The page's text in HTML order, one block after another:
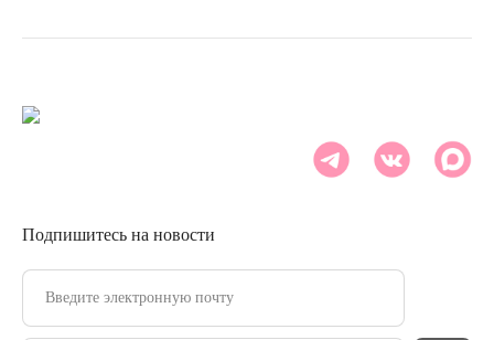
Подпишитесь на новости
Введите электронную почту